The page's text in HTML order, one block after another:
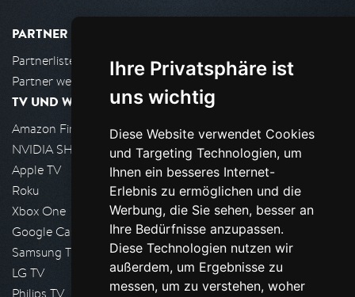
Ihre Privatsphäre ist
uns wichtig
Diese Website verwendet Cookies
und Targeting Technologien, um
Ihnen ein besseres Internet-
Erlebnis zu ermöglichen und die
Werbung, die Sie sehen, besser an
Ihre Bedürfnisse anzupassen.
Diese Technologien nutzen wir
außerdem, um Ergebnisse zu
messen, um zu verstehen, woher
PARTNER
Partnerliste
Partner werden
TV UND WOHNZIMMER
Amazon FireTV
NVIDIA SHIELD, Google TV
Apple TV
Roku
Xbox One
Google Cast
Samsung TV
LG TV
Philips TV